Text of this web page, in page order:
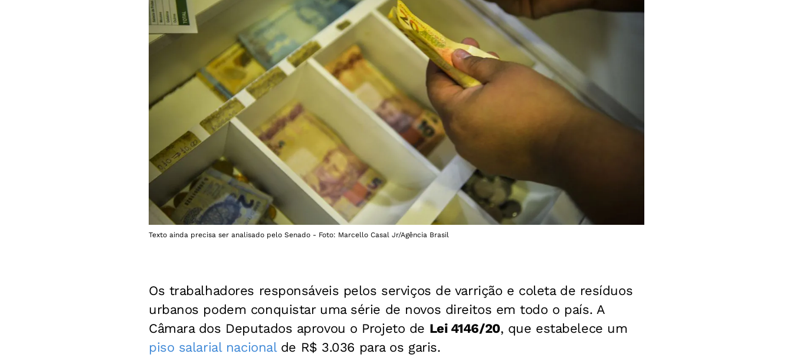
Texto ainda precisa ser analisado pelo Senado - Foto: Marcello Casal Jr/Agência Brasil
Os trabalhadores responsáveis pelos serviços de varrição e coleta de resíduos
urbanos podem conquistar uma série de novos direitos em todo o país. A
Câmara dos Deputados aprovou o Projeto de Lei 4146/20, que estabelece um
piso salarial nacionalde R$ 3.036 para os garis.